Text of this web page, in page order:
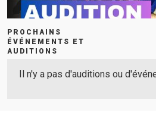
PROCHAINS
ÉVÉNEMENTS ET
AUDITIONS
Il n'y a pas d'auditions ou